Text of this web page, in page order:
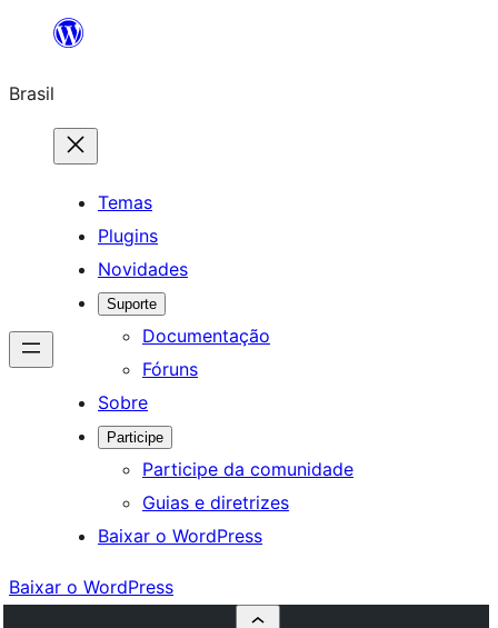
o
conteúdo
Brasil
Temas
Plugins
Novidades
Suporte
Documentação
Fóruns
Sobre
Participe
Participe da comunidade
Guias e diretrizes
Baixar o WordPress
Baixar o WordPress